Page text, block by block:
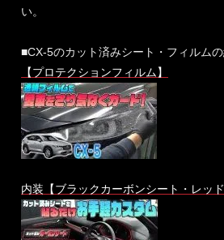
い。
■CX-5のカット済みシート・フィルム
【プロテクションフィルム】
内装【ブラックカーボンシート・レッド